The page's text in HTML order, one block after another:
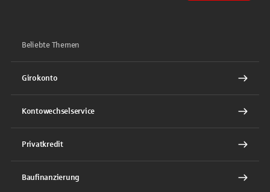
Beliebte Themen
Girokonto
Kontowechselservice
Privatkredit
Baufinanzierung